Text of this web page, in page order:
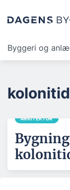
Byggeri og
ARKITEKTUR